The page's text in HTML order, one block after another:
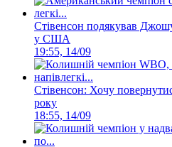
Стівенсон подякував
у США
19:55, 14/09
Стівенсон: Хочу
року
18:55, 14/09